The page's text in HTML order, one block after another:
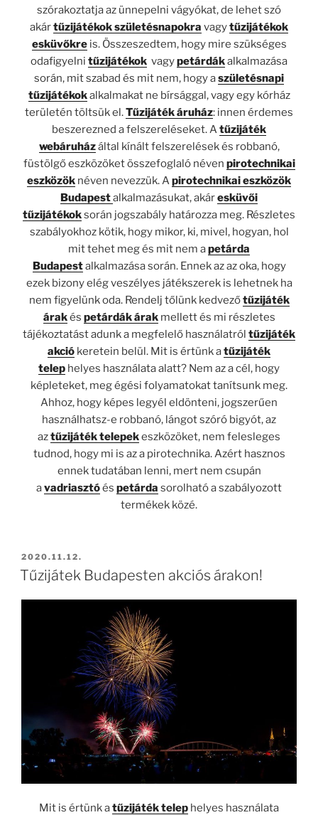
szórakoztatja az ünnepelni vágyókat, de lehet szó
akártűzijátékok születésnapokra vagytűzijátékok
esküvőkreis. Összeszedtem, hogy mire szükséges
odafigyelni tűzijátékok vagypetárdákalkalmazása
során, mit szabad és mit nem, hogy aszületésnapi
tűzijátékokalkalmakat ne bírsággal, vagy egy kórház
területén töltsük el.Tűzijáték áruház: innen érdemes
beszerezned a felszereléseket. Atűzijáték
webáruházáltal kínált felszerelések és robbanó,
füstölgő eszközöket összefoglaló néven pirotechnikai
eszközök néven nevezzük. Apirotechnikai eszközök
Budapestalkalmazásukat, akáresküvői
tűzijátékoksorán jogszabály határozza meg. Részletes
szabályokhoz kötik, hogy mikor, ki, mivel, hogyan, hol
mit tehet meg és mit nem apetárda
Budapestalkalmazása során. Ennek az az oka, hogy
ezek bizony elég veszélyes játékszerek is lehetnek ha
nem figyelünk oda. Rendelj tőlünk kedvezőtűzijáték
árakés petárdák árakmellett és mi részletes
tájékoztatást adunk a megfelelő használatról tűzijáték
akció keretein belül. Mit is értünk atűzijáték
telep helyes használata alatt? Nem az a cél, hogy
képleteket, meg égési folyamatokat tanítsunk meg.
Ahhoz, hogy képes legyél eldönteni, jogszerűen
használhatsz-e robbanó, lángot szóró bigyót, az
aztűzijáték telepekeszközöket, nem felesleges
tudnod, hogy mi is az a pirotechnika. Azért hasznos
ennek tudatában lenni, mert nem csupán
avadriasztóés petárda sorolható a szabályozott
termékek közé.
BEKÜLDVE:
2020.11.12.
Tűzijátek Budapesten akciós árakon!
Mit is értünk atűzijáték telep helyes használata